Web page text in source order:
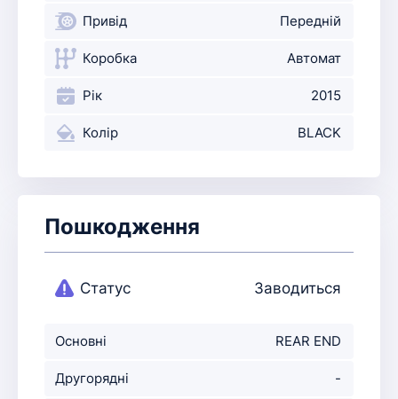
Привід Передній
Коробка Автомат
Рік 2015
Колір BLACK
Пошкодження
Статус Заводиться
Основні
пошкодження
REAR END
Другорядні -